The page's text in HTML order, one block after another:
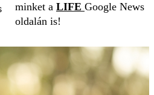
minket a LIFE Google News
oldalán is!